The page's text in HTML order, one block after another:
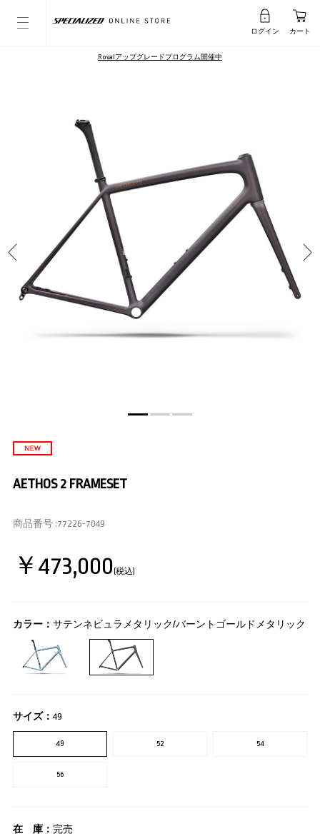
ログイン カート
Rovalアップグレードプログラム開催中
AETHOS 2 FRAMESET
商品番号 :77226-7049
￥473,000(税込)
カラー： サテンネビュラメタリック/バーントゴールドメタリック
サイズ：49
49 52 54
56
在 庫： 完売